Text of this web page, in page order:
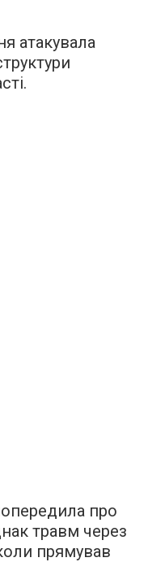
атакувала
про
травм через
прямував